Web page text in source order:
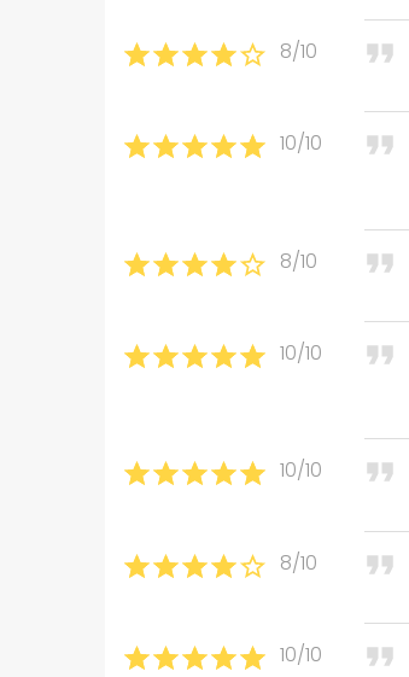
8/10
10/10
8/10
10/10
10/10
8/10
10/10